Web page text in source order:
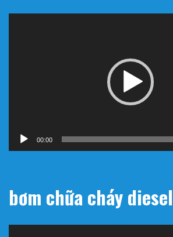
00:00
bơm chữa cháy diesel